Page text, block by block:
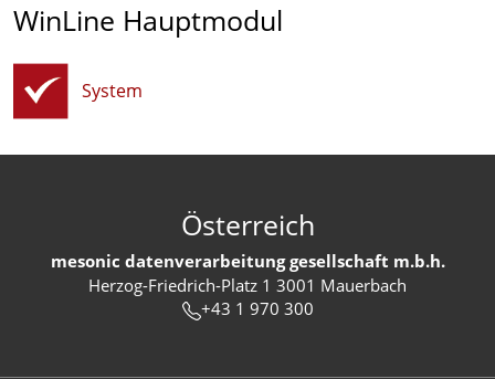
WinLine Hauptmodul
System
Österreich
mesonic datenverarbeitung gesellschaft m.b.h.
Herzog-Friedrich-Platz 1 3001 Mauerbach
+43 1 970 300